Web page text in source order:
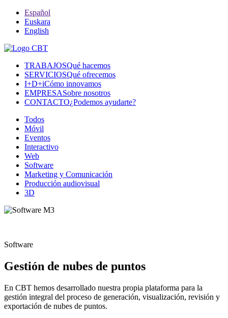
Español
Euskara
English
TRABAJOSQué hacemos
SERVICIOSQué ofrecemos
I+D+iCómo innovamos
EMPRESASobre nosotros
CONTACTO¿Podemos ayudarte?
Todos
Móvil
Eventos
Interactivo
Web
Software
Marketing y Comunicación
Producción audiovisual
3D
Software
Gestión de nubes de puntos
En CBT hemos desarrollado nuestra propia plataforma para la
gestión integral del proceso de generación, visualización, revisión y
exportación de nubes de puntos.